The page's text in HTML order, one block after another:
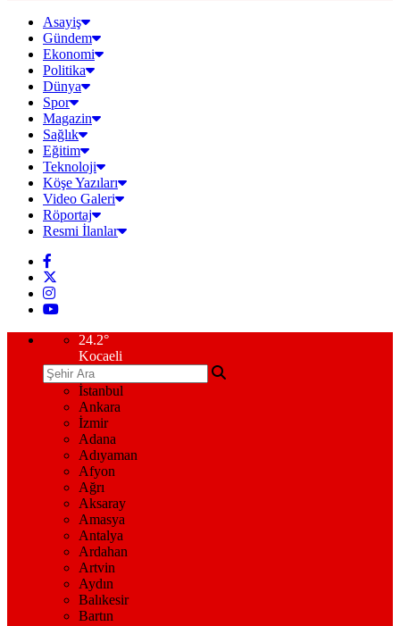
Asayiş
Gündem
Ekonomi
Politika
Dünya
Spor
Magazin
Sağlık
Eğitim
Teknoloji
Köşe Yazıları
Video Galeri
Röportaj
Resmi İlanlar
24.2°
Kocaeli
İstanbul
Ankara
İzmir
Adana
Adıyaman
Afyon
Ağrı
Aksaray
Amasya
Antalya
Ardahan
Artvin
Aydın
Balıkesir
Bartın